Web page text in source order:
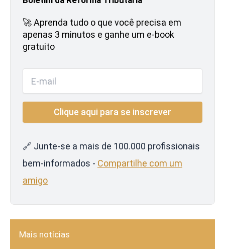
🚀 Aprenda tudo o que você precisa em
apenas 3 minutos e ganhe um e-book
gratuito
🔗 Junte-se a mais de 100.000 profissionais
bem-informados - Compartilhe com um
amigo
Mais notícias